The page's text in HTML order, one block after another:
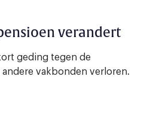
verandert
geding tegen de
vakbonden verloren.